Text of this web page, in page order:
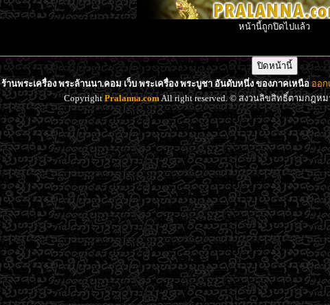
หน้านี้ถูกปิดไปแล้ว
ร้านพระเครื่อง พระล้านนา.คอม เว็บ พระเครื่อง พระบูชา อันดับหนึ่ง ของภาคเหนือออก
CopyrightPralanna.comAll right reserved. © สงวนลิขสิทธิ์ตามกฎห